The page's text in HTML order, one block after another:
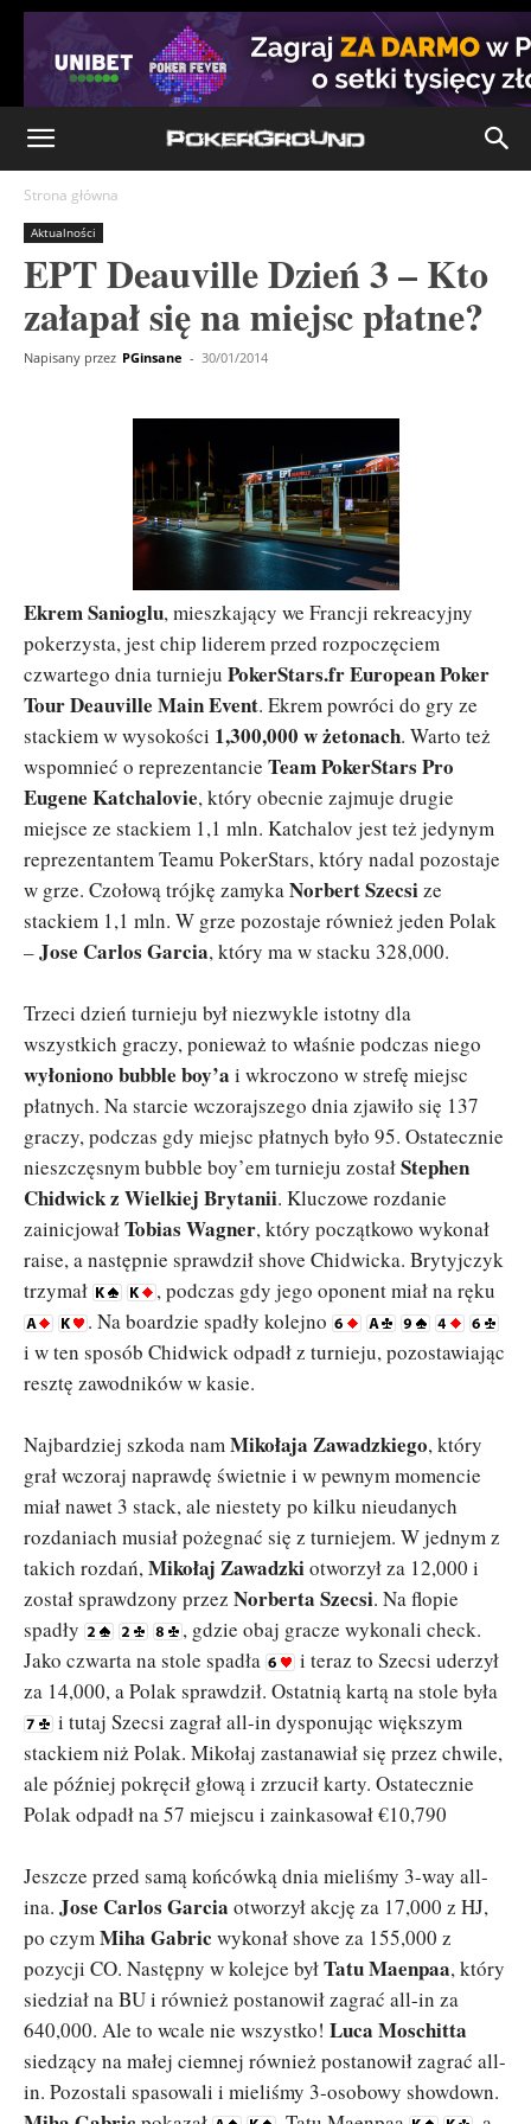
Strona główna
Aktualności
EPT Deauville Dzień 3 – Kto
załapał się na miejsc płatne?
Napisany przez PGinsane - 30/01/2014
Ekrem Sanioglu, mieszkający we Francji rekreacyjny
pokerzysta, jest chip liderem przed rozpoczęciem
czwartego dnia turnieju PokerStars.fr European Poker
Tour Deauville Main Event. Ekrem powróci do gry ze
stackiem w wysokości 1,300,000 w żetonach. Warto też
wspomnieć o reprezentancie Team PokerStars Pro
Eugene Katchalovie, który obecnie zajmuje drugie
miejsce ze stackiem 1,1 mln. Katchalov jest też jedynym
reprezentantem Teamu PokerStars, który nadal pozostaje
w grze. Czołową trójkę zamykaNorbert Szecsize
stackiem 1,1 mln. W grze pozostaje również jeden Polak
–Jose Carlos Garcia, który ma w stacku 328,000.
Trzeci dzień turnieju był niezwykle istotny dla
wszystkich graczy, ponieważ to właśnie podczas niego
wyłoniono bubble boy’a i wkroczono w strefę miejsc
płatnych. Na starcie wczorajszego dnia zjawiło się 137
graczy, podczas gdy miejsc płatnych było 95. Ostatecznie
nieszczęsnym bubble boy’em turnieju zostałStephen
Chidwick z Wielkiej Brytanii. Kluczowe rozdanie
zainicjowałTobias Wagner, który początkowo wykonał
raise, a następnie sprawdził shove Chidwicka. Brytyjczyk
trzymał
, podczas gdy jego oponent miał na ręku
. Na boardzie spadły kolejno
i w ten sposób Chidwick odpadł z turnieju, pozostawiając
resztę zawodników w kasie.
Najbardziej szkoda namMikołaja Zawadzkiego, który
grał wczoraj naprawdę świetnie i w pewnym momencie
miał nawet 3 stack, ale niestety po kilku nieudanych
rozdaniach musiał pożegnać się z turniejem. W jednym z
takich rozdań,Mikołaj Zawadzkiotworzył za 12,000 i
został sprawdzony przez Norberta Szecsi. Na flopie
spadły
, gdzie obaj gracze wykonali check.
Jako czwarta na stole spadła
i teraz to Szecsi uderzył
za 14,000, a Polak sprawdził. Ostatnią kartą na stole była
i tutaj Szecsi zagrał all-in dysponując większym
stackiem niż Polak. Mikołaj zastanawiał się przez chwile,
ale później pokręcił głową i zrzucił karty. Ostatecznie
Polak odpadł na 57 miejscu i zainkasował €10,790
Jeszcze przed samą końcówką dnia mieliśmy 3-way all-
ina. Jose Carlos Garcia otworzył akcję za 17,000 z HJ,
po czymMiha Gabric wykonał shove za 155,000 z
pozycji CO. Następny w kolejce byłTatu Maenpaa, który
siedział na BU i również postanowił zagrać all-in za
640,000. Ale to wcale nie wszystko! Luca Moschitta
siedzący na małej ciemnej również postanowił zagrać all-
in. Pozostali spasowali i mieliśmy 3-osobowy showdown.